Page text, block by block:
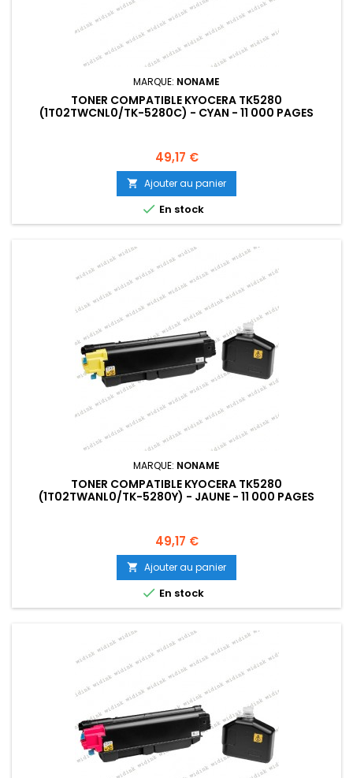
MARQUE: NONAME
TONER COMPATIBLE KYOCERA TK5280
(1T02TWCNL0/TK-5280C) - CYAN - 11 000 PAGES
Prix
49,17 €
 Ajouter au panier
 En stock
MARQUE: NONAME
TONER COMPATIBLE KYOCERA TK5280
(1T02TWANL0/TK-5280Y) - JAUNE - 11 000 PAGES
Prix
49,17 €
 Ajouter au panier
 En stock